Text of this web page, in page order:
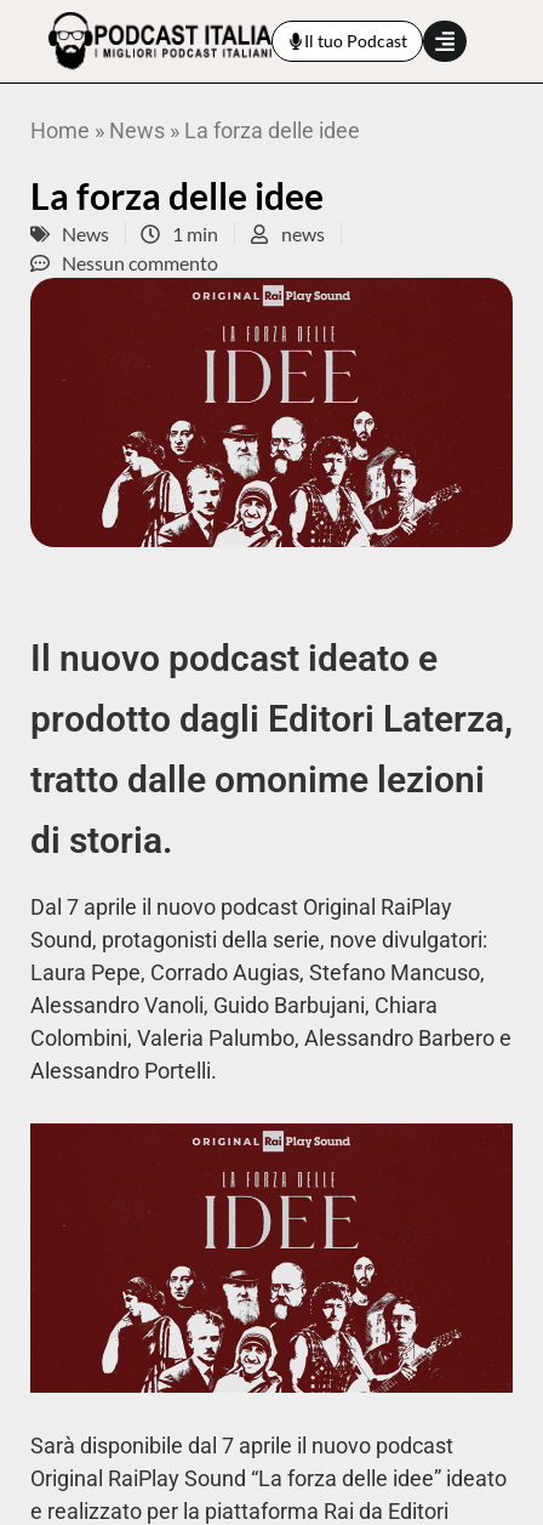
Il tuo Podcast
Home » News » La forza delle idee
La forza delle idee
News 1 min
news
Nessun commento
Il nuovo podcast ideato e
prodotto dagli Editori Laterza,
tratto dalle omonime lezioni
di storia.
Dal 7 aprile il nuovo podcast Original RaiPlay
Sound, protagonisti della serie, nove divulgatori:
Laura Pepe, Corrado Augias, Stefano Mancuso,
Alessandro Vanoli, Guido Barbujani, Chiara
Colombini, Valeria Palumbo, Alessandro Barbero e
Alessandro Portelli.
Sarà disponibile dal 7 aprile il nuovo podcast
Original RaiPlay Sound “La forza delle idee” ideato
e realizzato per la piattaforma Rai da Editori